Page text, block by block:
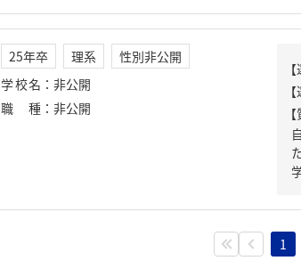
25年卒 理系
性別非公開
学校名 ： 非公開
職種 ： 非公開
1